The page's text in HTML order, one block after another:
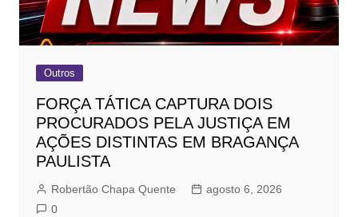
Outros
FORÇA TÁTICA CAPTURA DOIS
PROCURADOS PELA JUSTIÇA EM
AÇÕES DISTINTAS EM BRAGANÇA
PAULISTA
Robertão Chapa Quente
agosto 6, 2026
0